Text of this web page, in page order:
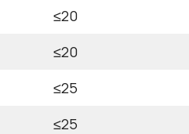
≤20
≤20
≤25
≤25